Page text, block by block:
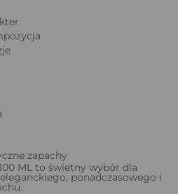
zapachy
ML to świetny wybór dla
ponadczasowego i